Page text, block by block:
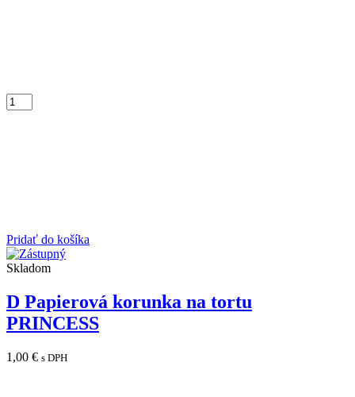
Pridať do košíka
Skladom
D Papierová korunka na tortu
PRINCESS
1,00 € s DPH